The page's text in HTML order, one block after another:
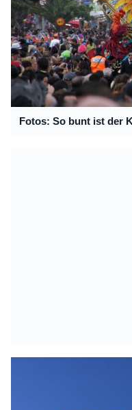
Fotos: So bunt ist der